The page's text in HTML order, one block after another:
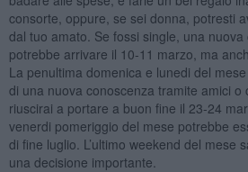
consorte, oppure, se sei donna, potresti
dal tuo amato. Se fossi single, una
potrebbe arrivare il 10-11 marzo, ma
La penultima domenica e lunedi del
di una nuova conoscenza tramite amici o
riuscirai a portare a buon fine il 23-24
venerdi pomeriggio del mese potrebbe
di fine luglio. L’ultimo weekend del mese
una decisione importante.